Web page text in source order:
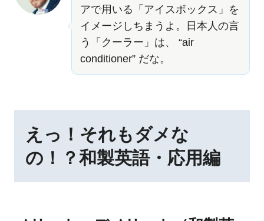
アで用いる「アイスボックス」を
イメージしちまうよ。日本人の言
う「クーラー」は、 “air
conditioner” だな。
えっ！それもダメな
の！？和製英語・応用編